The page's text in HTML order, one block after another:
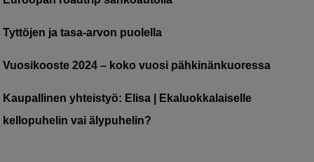
Tyttöjen ja tasa-arvon puolella
Vuosikooste 2024 – koko vuosi pähkinänkuoressa
Kaupallinen yhteistyö: Elisa | Ekaluokkalaiselle
kellopuhelin vai älypuhelin?